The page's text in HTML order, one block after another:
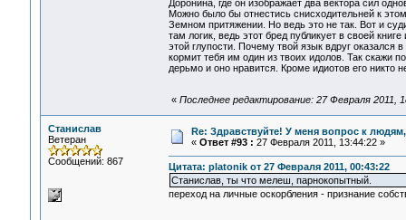
Доронина, где он изображает два вектора сил
Можно было бы отнестись снисходительней к
Земном притяжении. Но ведь это не так. Вот и
там логик, ведь этот бред публикует в своей
этой глупости. Почему твой язык вдруг
кормит тебя им один из твоих идолов. Так скажи
дерьмо и оно нравится. Кроме идиотов его никто
« Последнее редактирование: 27 Февраля 2011,
Станислав
Ветеран
Сообщений: 867
Re: Здравствуйте! У меня вопрос к
« Ответ #93 : 27 Февраля 2011, 13:44:22 »
Цитата: platonik от 27 Февраля 2011, 00:43:22
Станислав, ты что мелеш, парнокопытный.
переход на личные оскорбления - признание